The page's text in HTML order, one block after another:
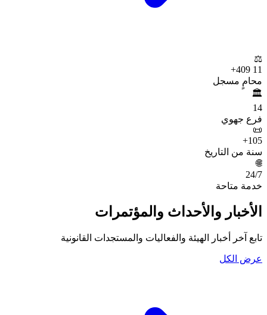
⚖️
11 409
+
محامٍ مسجل
🏛️
14
فرع جهوي
📜
105
+
سنة من التاريخ
🌐
24/7
خدمة متاحة
الأخبار والأحداث والمؤتمرات
تابع آخر أخبار الهيئة والفعاليات والمستجدات القانونية
عرض الكل